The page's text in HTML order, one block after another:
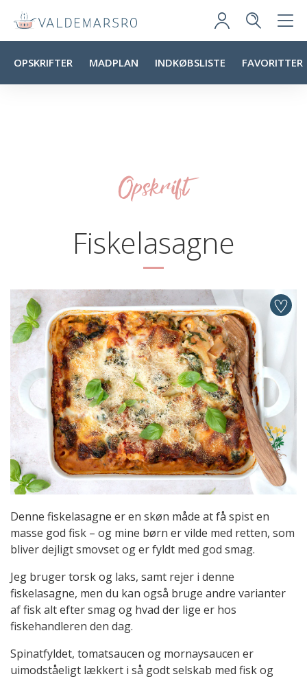
OPSKRIFTER MADPLAN INDKØBSLISTE FAVORITTER
Opskrift
Fiskelasagne
Denne fiskelasagne er en skøn måde at få spist en
masse god fisk – og mine børn er vilde med retten, som
bliver dejligt smovset og er fyldt med god smag.
Jeg bruger torsk og laks, samt rejer i denne
fiskelasagne, men du kan også bruge andre varianter
af fisk alt efter smag og hvad der lige er hos
fiskehandleren den dag.
Spinatfyldet, tomatsaucen og mornaysaucen er
uimodståeligt lækkert i så godt selskab med fisk og